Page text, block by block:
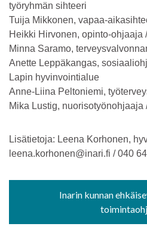
työryhmän sihteeri
Tuija Mikkonen, vapaa-
Heikki Hirvonen, opinto-ohjaaja
Minna Saramo,
Anette Leppäkangas,
Lapin hyvinvointialue
Anne-Liina Peltoniemi,
Mika Lustig, nuorisotyönohjaaja
Lisätietoja: Leena Korhonen,
leena.korhonen@inari.fi / 040
Inarin kunnan